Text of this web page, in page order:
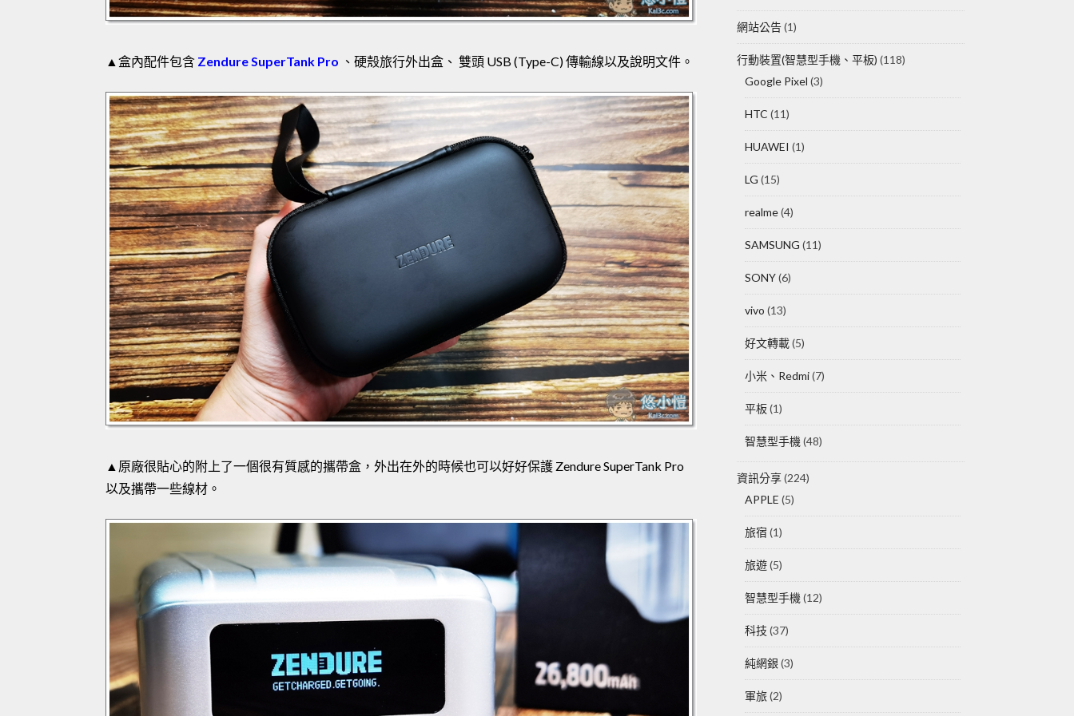
▲盒內配件包含 Zendure SuperTank Pro 、硬殼旅行外出盒、 雙頭 USB (Type-C) 傳輸線以及說明文件。
▲原廠很貼心的附上了一個很有質感的攜帶盒，外出在外的時候也可以好好保護 Zendure SuperTank Pro
以及攜帶一些線材。
網站公告(1)
行動裝置(智慧型手機、平板) (118)
Google Pixel (3)
HTC (11)
HUAWEI (1)
LG (15)
realme(4)
SAMSUNG (11)
SONY(6)
vivo (13)
好文轉載(5)
小米、Redmi(7)
平板(1)
智慧型手機 (48)
資訊分享(224)
APPLE (5)
旅宿 (1)
旅遊(5)
智慧型手機 (12)
科技 (37)
純網銀 (3)
軍旅(2)